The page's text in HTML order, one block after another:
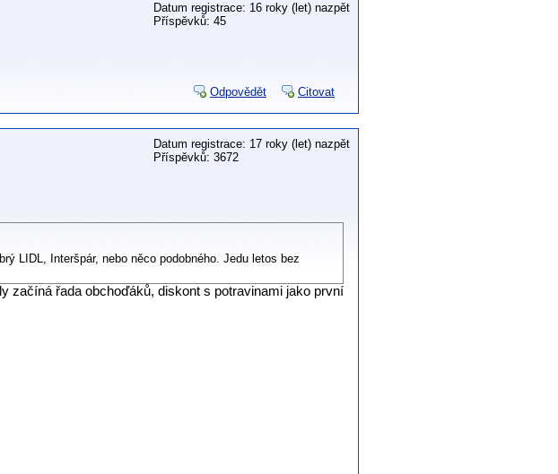
Datum registrace: 16 roky (let) nazpět
Příspěvků: 45
Odpovědět Citovat
Datum registrace: 17 roky (let) nazpět
Příspěvků: 3672
LIDL, Interšpár, nebo něco podobného. Jedu letos bez
začíná řada obchoďáků, diskont s potravinami jako první